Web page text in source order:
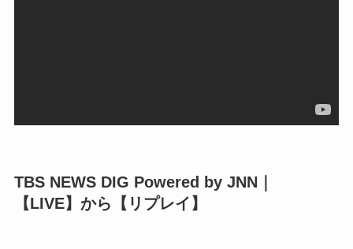
TBS NEWS DIG Powered by JNN｜
【LIVE】から【リプレイ】